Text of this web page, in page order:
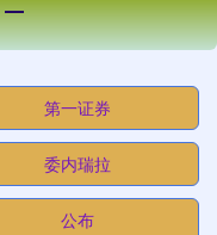
第一证券
委内瑞拉
公布